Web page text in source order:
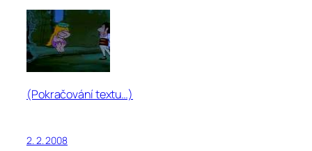
(Pokračování textu…)
2. 2. 2008